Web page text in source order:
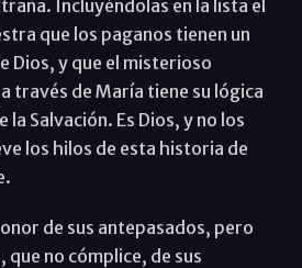
Incluyéndolas en la lista el
que los paganos tienen un
Dios, y que el misterioso
través de María tiene su lógica
la Salvación. Es Dios, y no los
los hilos de esta historia de
de sus antepasados, pero
no cómplice, de sus